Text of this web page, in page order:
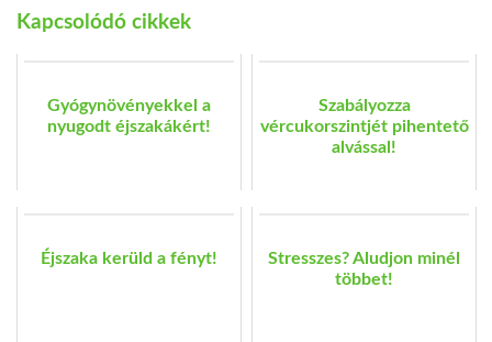
Kapcsolódó cikkek
Gyógynövényekkel a
nyugodt éjszakákért!
Szabályozza
vércukorszintjét pihentető
alvással!
Éjszaka kerüld a fényt!
Stresszes? Aludjon minél
többet!